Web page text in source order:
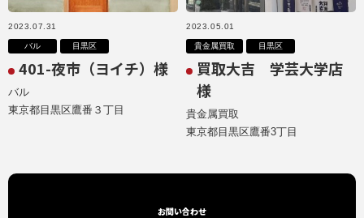
2023.07.31
バル 目黒区
401-夜市（ヨイチ）様
バル
東京都目黒区鷹番３丁目
2023.05.01
貴金属買取 目黒区
買取大吉 学芸大学店
様
貴金属買取
東京都目黒区鷹番3丁目
お問い合わせ